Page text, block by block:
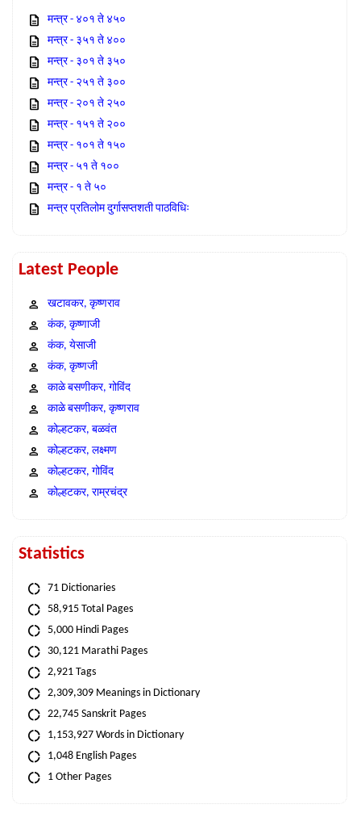
मन्त्र - ४०१ ते ४५०
मन्त्र - ३५१ ते ४००
मन्त्र - ३०१ ते ३५०
मन्त्र - २५१ ते ३००
मन्त्र - २०१ ते २५०
मन्त्र - १५१ ते २००
मन्त्र - १०१ ते १५०
मन्त्र - ५१ ते १००
मन्त्र - १ ते ५०
मन्त्र प्रतिलोम दुर्गासप्तशती पाठविधिः
Latest People
खटावकर, कृष्णराव
कंक, कृष्णाजी
कंक, येसाजी
कंक, कृष्णजी
काळे बसणीकर, गोविंद
काळे बसणीकर, कृष्णराव
कोल्हटकर, बळवंत
कोल्हटकर, लक्ष्मण
कोल्हटकर, गोविंद
कोल्हटकर, राम्रचंद्र
Statistics
71 Dictionaries
58,915 Total Pages
5,000 Hindi Pages
30,121 Marathi Pages
2,921 Tags
2,309,309 Meanings in Dictionary
22,745 Sanskrit Pages
1,153,927 Words in Dictionary
1,048 English Pages
1 Other Pages